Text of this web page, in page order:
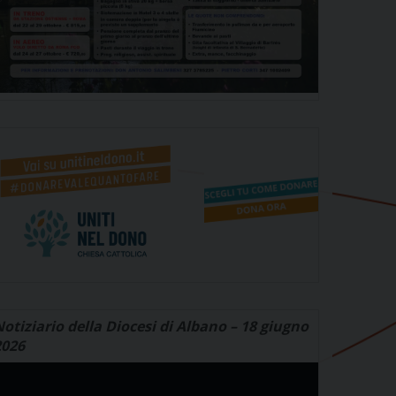
della Diocesi di Albano – 18 giugno